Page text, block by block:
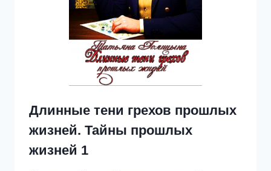
Длинные тени грехов прошлых
жизней. Тайны прошлых
жизней 1